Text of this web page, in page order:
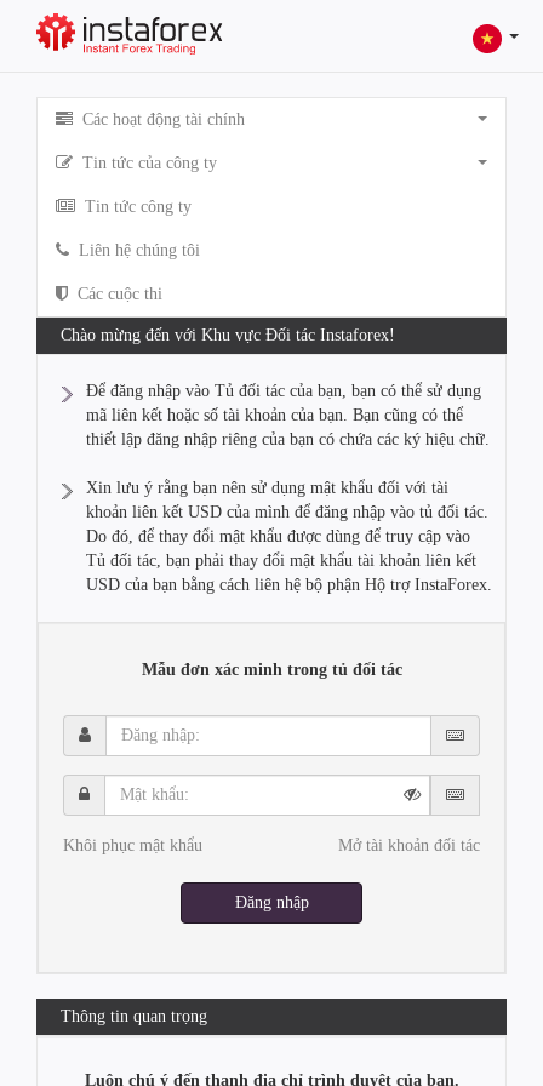
Các hoạt động tài chính
Tin tức của công ty
Tin tức công ty
Liên hệ chúng tôi
Các cuộc thi
Chào mừng đến với Khu vực Đối tác Instaforex!
Để đăng nhập vào Tủ đối tác của bạn, bạn có thể sử dụng
mã liên kết hoặc số tài khoản của bạn. Bạn cũng có thể
thiết lập đăng nhập riêng của bạn có chứa các ký hiệu chữ.
Xin lưu ý rằng bạn nên sử dụng mật khẩu đối với tài
khoản liên kết USD của mình để đăng nhập vào tủ đối tác.
Do đó, để thay đổi mật khẩu được dùng để truy cập vào
Tủ đối tác, bạn phải thay đổi mật khẩu tài khoản liên kết
USD của bạn bằng cách liên hệ bộ phận Hộ trợ InstaForex.
Mẫu đơn xác minh trong tủ đối tác
Đăng
nhập:
Mật
khẩu:
Khôi phục mật khẩu
Mở tài khoản đối tác
Đăng nhập
Thông tin quan trọng
Luôn chú ý đến thanh địa chỉ trình duyệt của bạn.